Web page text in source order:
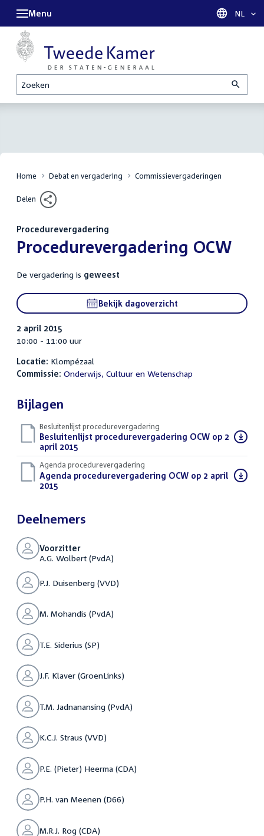
Zoeken
Menu Taal
NL
Home Debat en vergadering Commissievergaderingen
Delen
Procedurevergadering
:Procedurevergadering OCW
De vergadering is geweest
Bekijk dagoverzicht
2 april 2015
10:00 - 11:00 uur
Locatie: Klompézaal
Commissie: Onderwijs, Cultuur en Wetenschap
Bijlagen
Besluitenlijst procedurevergadering
Download
bestand:
Besluitenlijst procedurevergadering OCW op 2
april 2015
Agenda procedurevergadering
Download
bestand:
Agenda procedurevergadering OCW op 2 april
2015
Deelnemers
Voorzitter
A.G. Wolbert (PvdA)
P.J. Duisenberg (VVD)
M. Mohandis (PvdA)
T.E. Siderius (SP)
J.F. Klaver (GroenLinks)
T.M. Jadnanansing (PvdA)
K.C.J. Straus (VVD)
P.E. (Pieter) Heerma (CDA)
P.H. van Meenen (D66)
M.R.J. Rog (CDA)